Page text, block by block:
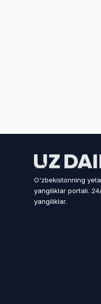
O'zbekistonning
yangiliklar portali.
yangiliklar.